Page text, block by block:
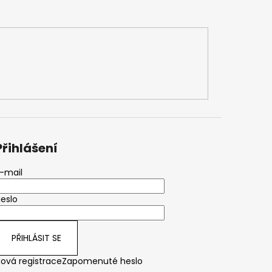
mail
PŘIHLÁSIT SE
registraceZapomenuté heslo